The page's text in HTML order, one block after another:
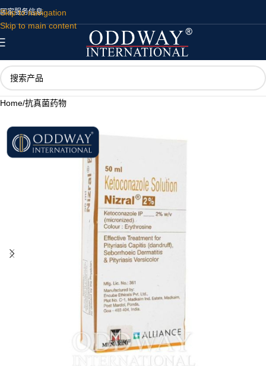
Skip to navigation
Skip to main content
国家服务信息
Home/抗真菌药物